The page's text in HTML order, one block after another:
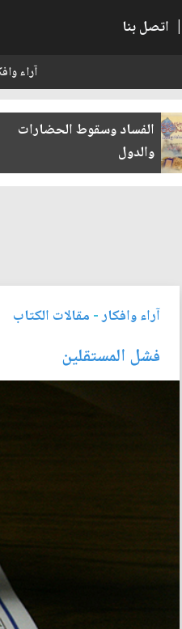
| اتصل بنا
آراء
الفساد وسقوط الحضارات
والدول
آراء وافكار- مقالات الكتاب
فشل المستقلين